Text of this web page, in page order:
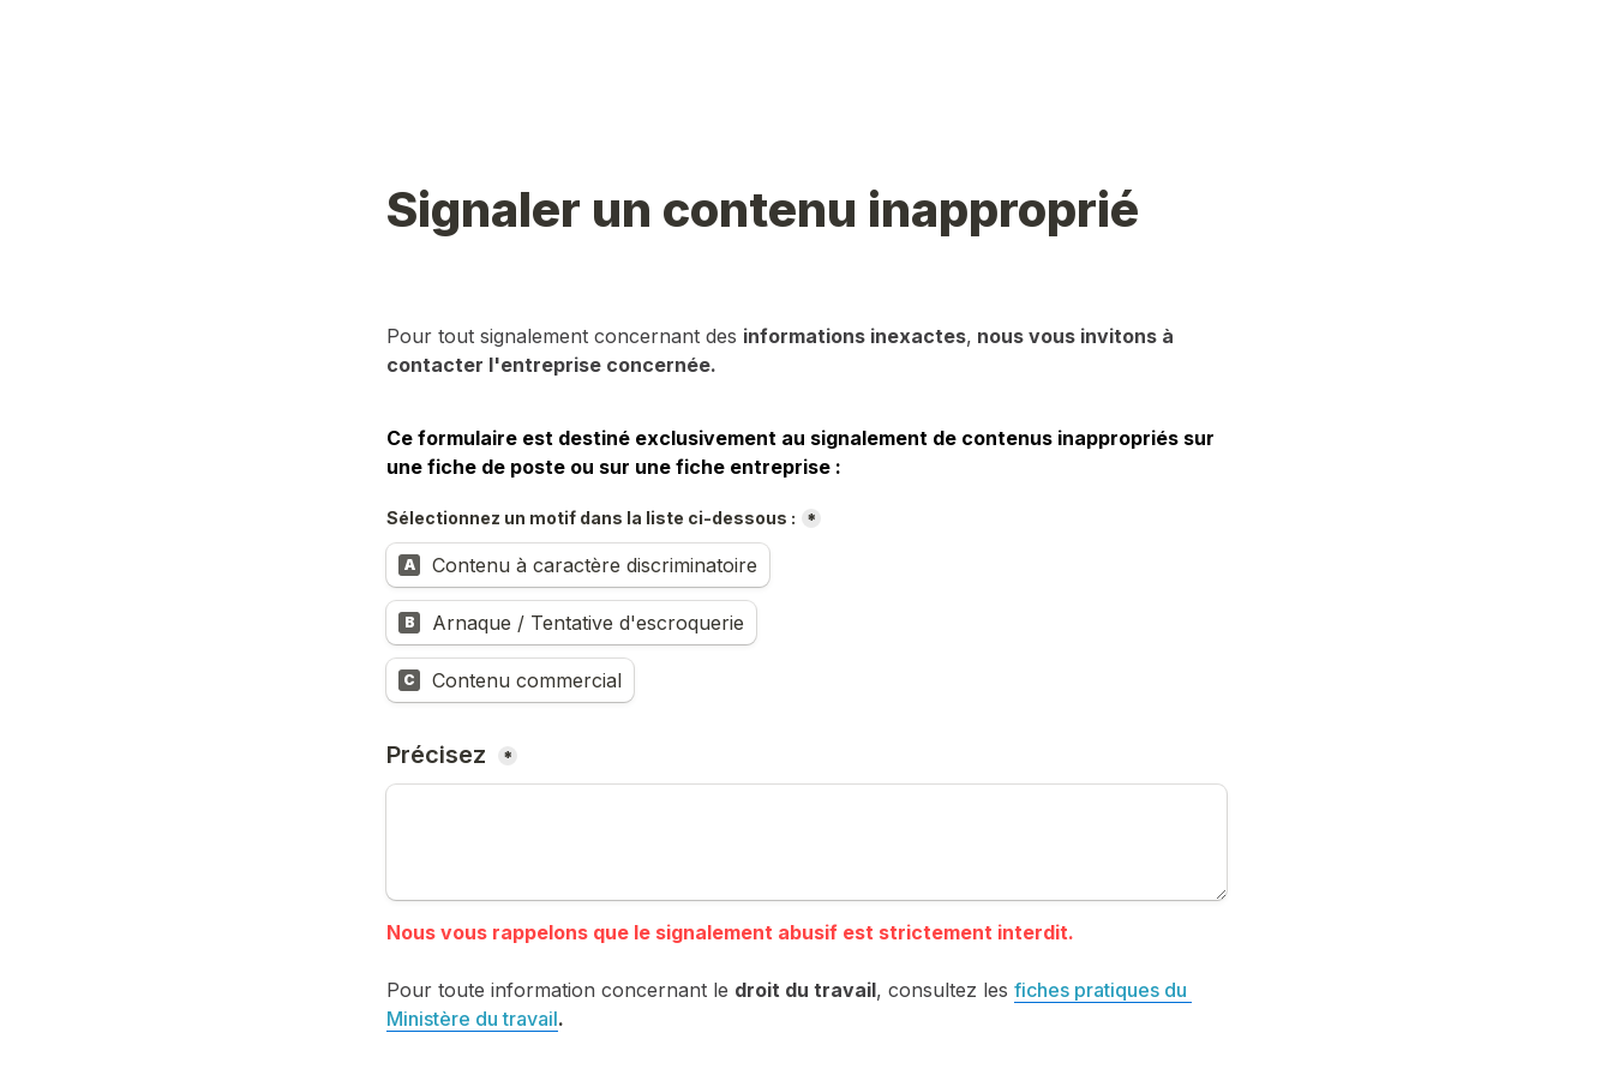
Signaler un contenu inapproprié
Pour tout signalement concernant des informations inexactes, nous vous invitons à
contacter l'entreprise concernée.
Ce formulaire est destiné exclusivement au signalement de contenus inappropriés sur
une fiche de poste ou sur une fiche entreprise :
Sélectionnez un motif dans la liste ci-dessous : *
A Contenu à caractère discriminatoire
B Arnaque / Tentative d'escroquerie
C Contenu commercial
Précisez *
Pour toute information concernant le droit du travail, consultez les fiches pratiques du
Ministère du travail